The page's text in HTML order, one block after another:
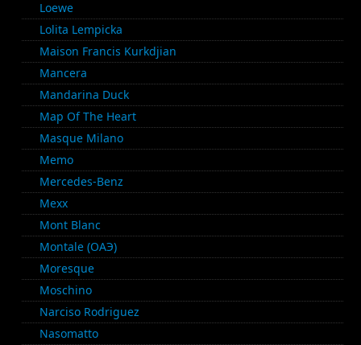
Loewe
Lolita Lempicka
Maison Francis Kurkdjian
Mancera
Mandarina Duck
Map Of The Heart
Masque Milano
Memo
Mercedes-Benz
Mexx
Mont Blanc
Montale (ОАЭ)
Moresque
Moschino
Narciso Rodriguez
Nasomatto